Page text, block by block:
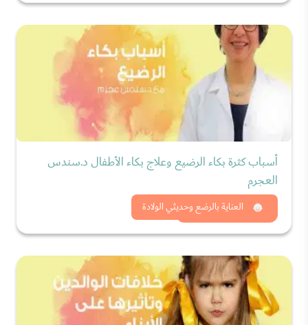
العناية بالرضع وحديثي الولادة
أسباب كثرة بكاء الرضيع وعلاج بكاء الأطفال د.سندس
العجرم
شاهد الان